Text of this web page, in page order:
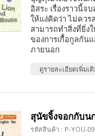
อิสระ เรื่องราวนี้จ
ให้แง่คิดว่า ไม่ควร
สามารถทำสิ่งที่ยิ่ง
ของการเกื้อกูลกัน
ภายนอก
ดูรายละเอียดเพิ่มเ
สุนัขจิ้งจอกกับน
รหัสสินค้า : P-YOU-